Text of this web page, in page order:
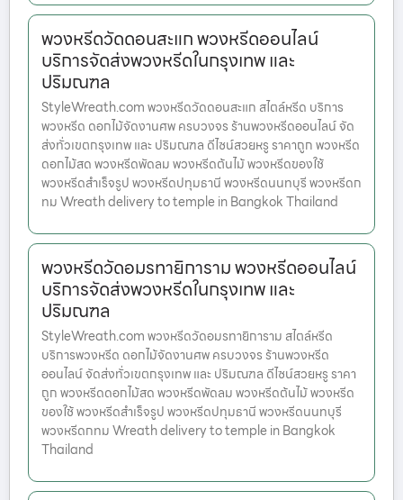
พวงหรีดวัดดอนสะแก พวงหรีดออนไลน์
บริการจัดส่งพวงหรีดในกรุงเทพ และ
ปริมณฑล
StyleWreath.com พวงหรีดวัดดอนสะแก สไตล์หรีด บริการ
พวงหรีด ดอกไม้จัดงานศพ ครบวงจร ร้านพวงหรีดออนไลน์ จัด
ส่งทั่วเขตกรุงเทพ และ ปริมณฑล ดีไซน์สวยหรู ราคาถูก พวงหรีด
ดอกไม้สด พวงหรีดพัดลม พวงหรีดต้นไม้ พวงหรีดของใช้
พวงหรีดสำเร็จรูป พวงหรีดปทุมธานี พวงหรีดนนทบุรี พวงหรีดก
ทม Wreath delivery to temple in Bangkok Thailand
พวงหรีดวัดอมรทายิการาม พวงหรีดออนไลน์
บริการจัดส่งพวงหรีดในกรุงเทพ และ
ปริมณฑล
StyleWreath.com พวงหรีดวัดอมรทายิการาม สไตล์หรีด
บริการพวงหรีด ดอกไม้จัดงานศพ ครบวงจร ร้านพวงหรีด
ออนไลน์ จัดส่งทั่วเขตกรุงเทพ และ ปริมณฑล ดีไซน์สวยหรู ราคา
ถูก พวงหรีดดอกไม้สด พวงหรีดพัดลม พวงหรีดต้นไม้ พวงหรีด
ของใช้ พวงหรีดสำเร็จรูป พวงหรีดปทุมธานี พวงหรีดนนทบุรี
พวงหรีดกทม Wreath delivery to temple in Bangkok
Thailand